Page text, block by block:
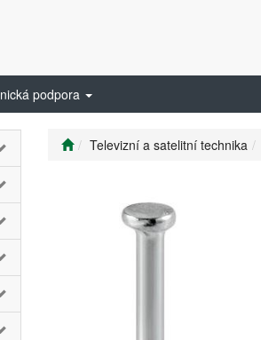
podpora
Televizní a satelitní technika